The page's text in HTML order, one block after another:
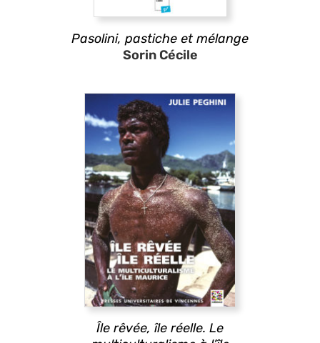
Pasolini, pastiche et mélange
Sorin Cécile
Île rêvée, île réelle. Le